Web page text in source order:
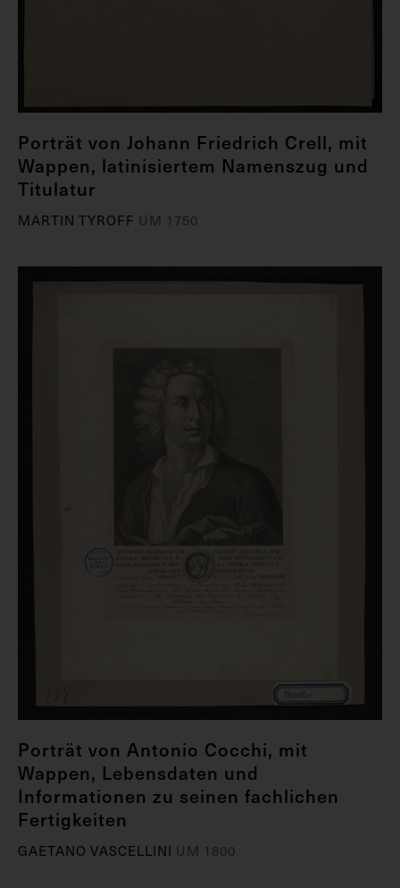
Porträt von Johann Friedrich Crell, mit
Wappen, latinisiertem Namenszug und
Titulatur
MARTIN TYROFF UM 1750
Porträt von Antonio Cocchi, mit
Wappen, Lebensdaten und
Informationen zu seinen fachlichen
Fertigkeiten
GAETANO VASCELLINI UM 1800